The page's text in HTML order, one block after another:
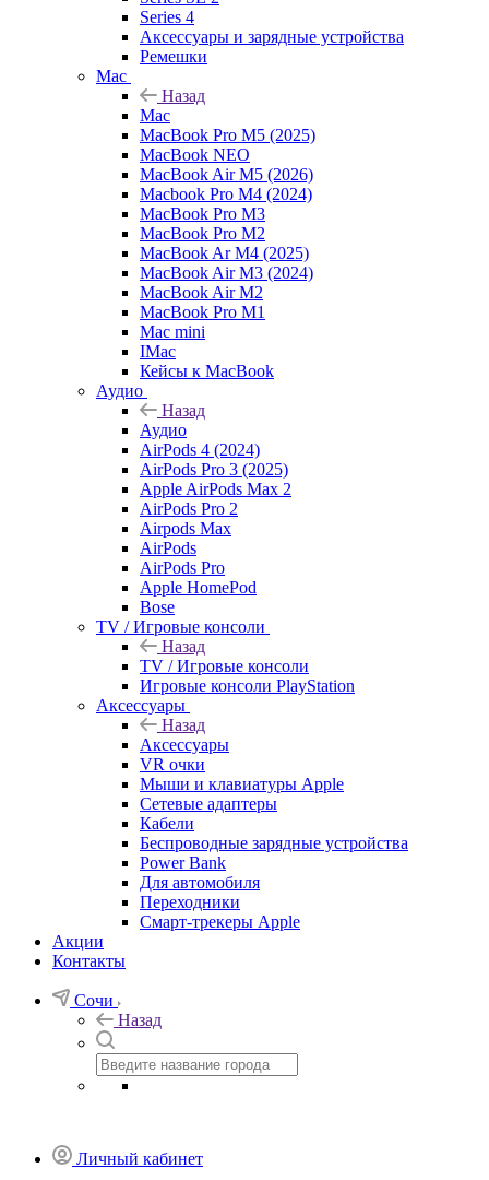
Series 4
Аксессуары и зарядные устройства
Ремешки
Mac
Назад
Mac
MacBook Pro M5 (2025)
MacBook NEO
MacBook Air M5 (2026)
Macbook Pro M4 (2024)
MacBook Pro M3
MacBook Pro M2
MacBook Ar M4 (2025)
MacBook Air M3 (2024)
MacBook Air M2
MacBook Pro M1
Mac mini
IMac
Кейсы к MacBook
Аудио
Назад
Аудио
AirPods 4 (2024)
AirPods Pro 3 (2025)
Apple AirPods Max 2
AirPods Pro 2
Airpods Max
AirPods
AirPods Pro
Apple HomePod
Bose
TV / Игровые консоли
Назад
TV / Игровые консоли
Игровые консоли PlayStation
Аксессуары
Назад
Аксессуары
VR очки
Мыши и клавиатуры Apple
Сетевые адаптеры
Кабели
Беспроводные зарядные устройства
Power Bank
Для автомобиля
Переходники
Смарт-трекеры Apple
Акции
Контакты
Сочи
Назад
Личный кабинет